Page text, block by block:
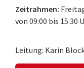
Zeitrahmen:
von 09:00 bis 15:30
Leitung: Karin